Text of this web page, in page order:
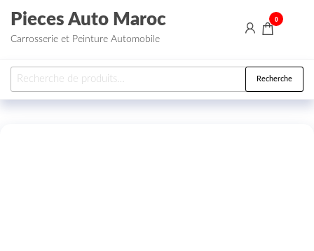
Aller au contenu
Pieces Auto Maroc
Carrosserie et Peinture Automobile
0
Recherche pour : Recherche